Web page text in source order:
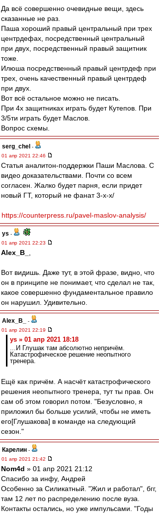
Да всё совершенно очевидные вещи, здесь
сказанные не раз.
Паша хороший правый центральный при трех
центрдефах, посредственный центральный
при двух, посредственный правый защитник
тоже.
Илюша посредственный правый центрдеф при
трех, очень качественный правый центрдеф
при двух.
Вот всё остальное можно не писать.
При 4х защитниках играть будет Кутепов. При
3/5ти играть будет Маслов.
Вопрос схемы.
serg_chel -
01 апр 2021 22:46
Статья аналитон-поддержки Паши Маслова. С
видео доказательствами. Почти со всем
согласен. Жалко будет парня, если придет
новый ГТ, который не фанат 3-x-x/
https://counterpress.ru/pavel-maslov-analysis/
ys -
01 апр 2021 22:23
Alex_B_
Вот видишь. Даже тут, в этой фразе, видно, что
он в принципе не понимает, что сделал не так,
какое совершенно фундаментальное правило
он нарушил. Удивительно.
Alex_B_
-
01 апр 2021 22:19
ys » 01 апр 2021 18:18
...И Глушак там абсолютно непричём.
Катастрофическое решение неопытного
тренера.
Ещё как причём. А насчёт катастрофического
решения неопытного тренера, тут ты прав. Он
сам об этом говорил потом. "Безусловно, я
приложил бы больше усилий, чтобы не иметь
его[Глушакова] в команде на следующий
сезон."
Карелин -
01 апр 2021 21:42
Nom4d » 01 апр 2021 21:12
Спасибо за инфу, Андрей
Особенно за Силикатный. "Жил и работал", бгг,
там 12 лет по распределению после вуза.
Контакты остались, но уже импульсами. "Годы